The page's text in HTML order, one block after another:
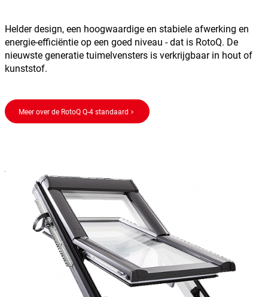
Helder design, een hoogwaardige en stabiele afwerking en
energie-efficiëntie op een goed niveau - dat is RotoQ. De
nieuwste generatie tuimelvensters is verkrijgbaar in hout of
kunststof.
Meer over de RotoQ Q-4 standaard keyboard_arrow_right